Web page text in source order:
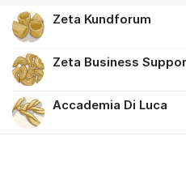
Zeta Kundforum
Zeta Business
Accademia Di Luca